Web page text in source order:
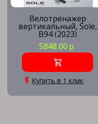
Велотренажер
вертикальный, Sole,
B94 (2023)
5848.00 р
Купить в 1 клик